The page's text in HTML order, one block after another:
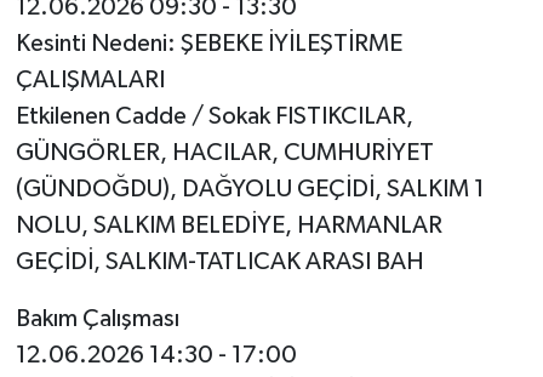
12.06.2026 09:30 - 13:30
Kesinti Nedeni: ŞEBEKE İYİLEŞTİRME
ÇALIŞMALARI
Etkilenen Cadde / Sokak FISTIKCILAR,
GÜNGÖRLER, HACILAR, CUMHURİYET
(GÜNDOĞDU), DAĞYOLU GEÇİDİ, SALKIM 1
NOLU, SALKIM BELEDİYE, HARMANLAR
GEÇİDİ, SALKIM-TATLICAK ARASI BAH
Bakım Çalışması
12.06.2026 14:30 - 17:00